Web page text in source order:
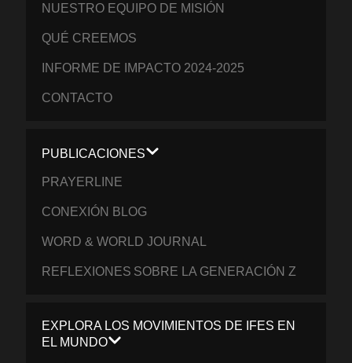
NUESTRO EQUIPO DE MISIÓN
QUÉ CREEMOS
INFORME DE IMPACTO 2024-2025
CONTACTO
PUBLICACIONES
PRAYERLINE
CONEXIÓN BLOG
WORD & WORLD JOURNAL
REFLEXIONES SOBRE LA GENERACIÓN Z
EXPLORA LOS MOVIMIENTOS DE IFES EN
EL MUNDO